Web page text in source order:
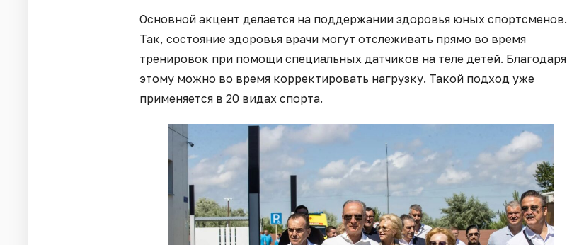
Основной акцент делается на поддержании здоровья юных спортсменов.
Так, состояние здоровья врачи могут отслеживать прямо во время
тренировок при помощи специальных датчиков на теле детей. Благодаря
этому можно во время корректировать нагрузку. Такой подход уже
применяется в 20 видах спорта.